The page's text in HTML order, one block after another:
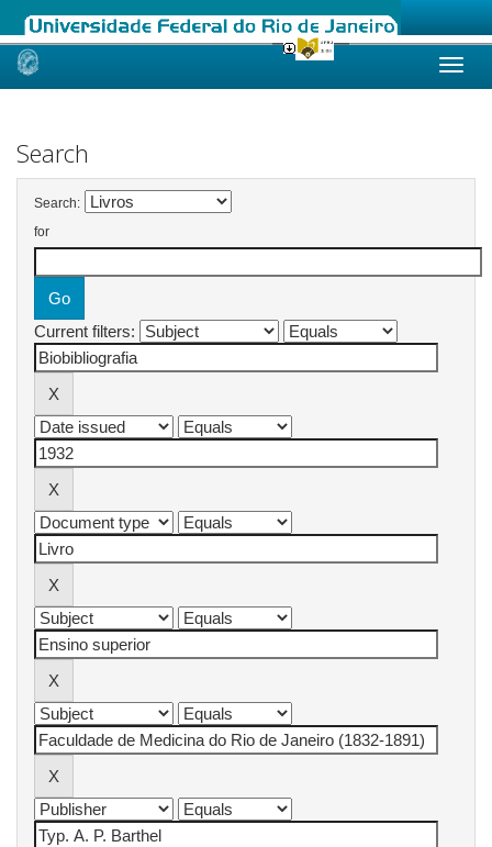
Skip
Search
Search:
for
Current filters: